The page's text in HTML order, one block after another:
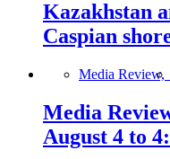
Kazakhstan
Caspian
Media Review,
Media
August 4 to